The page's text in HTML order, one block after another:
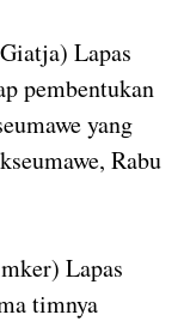
Lapas
pembentukan
yang
Rabu
Lapas
timnya